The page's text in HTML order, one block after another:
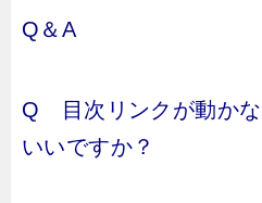
Q＆A
Q 目次リンクが動か
いいですか？